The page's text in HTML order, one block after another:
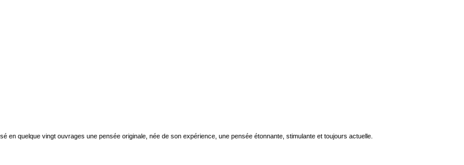
en quelque vingt ouvrages une pensée originale, née de son expérience, une pensée étonnante, stimulante et toujours actuelle.